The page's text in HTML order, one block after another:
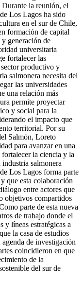
la reunión, el
Los Lagos ha sido
en el sur de Chile,
formación de capital
generación de
universitaria
fortalecer las
sector productivo y
salmonera necesita del
las universidades
una relación más
permite proyectar
y social para la
el impacto que
territorial. Por su
Salmón, Loreto
para avanzar en una
la ciencia y la
salmonera
Los Lagos forma parte
que esta colaboración
entre actores que
objetivos compartidos
parte de esta nueva
de trabajo donde el
y líneas estratégicas a
la casa de estudios
de investigación
coincidieron en que
de la
del sur de